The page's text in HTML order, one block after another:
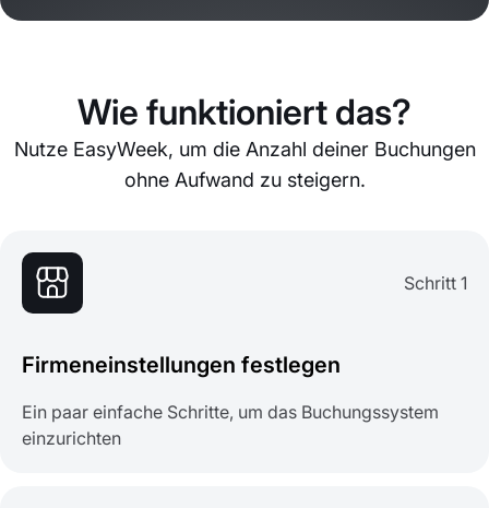
Wie funktioniert das?
Nutze EasyWeek, um die Anzahl deiner Buchungen
ohne Aufwand zu steigern.
Schritt 1
Firmeneinstellungen festlegen
Ein paar einfache Schritte, um das Buchungssystem
einzurichten